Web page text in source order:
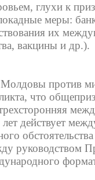
глухи к
меры:
их
вакцины и др.).
против
что
действует
руководством